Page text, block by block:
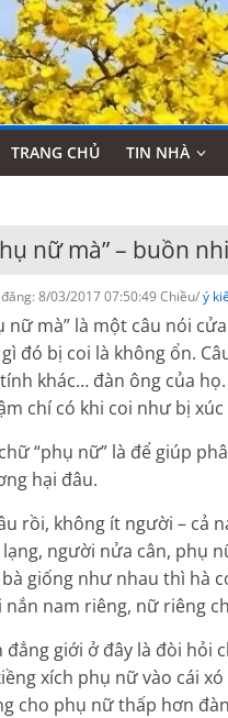
TRANG CHỦ TIN NHÀ
nữ mà” – buồn
8/03/2017 07:50:49 Chiều/ý
nữ mà” là một câu nói
đó bị coi là không ổn.
khác… đàn ông của
chí có khi coi như bị
“phụ nữ” là để giúp
hại đâu.
rồi, không ít người – cả
người nửa cân, phụ
giống như nhau thì hà
nắn nam riêng, nữ riêng
đẳng giới ở đây là đòi hỏi
xích phụ nữ vào cái
cho phụ nữ thấp hơn